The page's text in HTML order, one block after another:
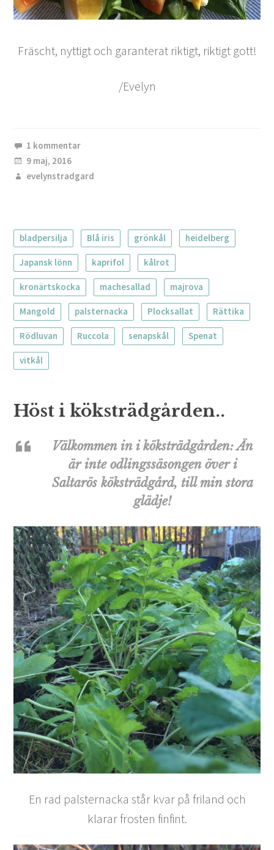
Fräscht, nyttigt och garanterat riktigt, riktigt gott!
/Evelyn
1 kommentar
9 maj, 2016
evelynstradgard
bladpersilja Blå iris grönkål heidelberg
Japansk lönn kaprifol kålrot
kronärtskocka machesallad majrova
Mangold palsternacka Plocksallat Rättika
Rödluvan Ruccola senapskål Spenat
vitkål
Höst i köksträdgården..
Välkommen in i köksträdgården: Än
är inte odlingssäsongen över i
Saltarös köksträdgård, till min stora
glädje!
En rad palsternacka står kvar på friland och
klarar frosten finfint.